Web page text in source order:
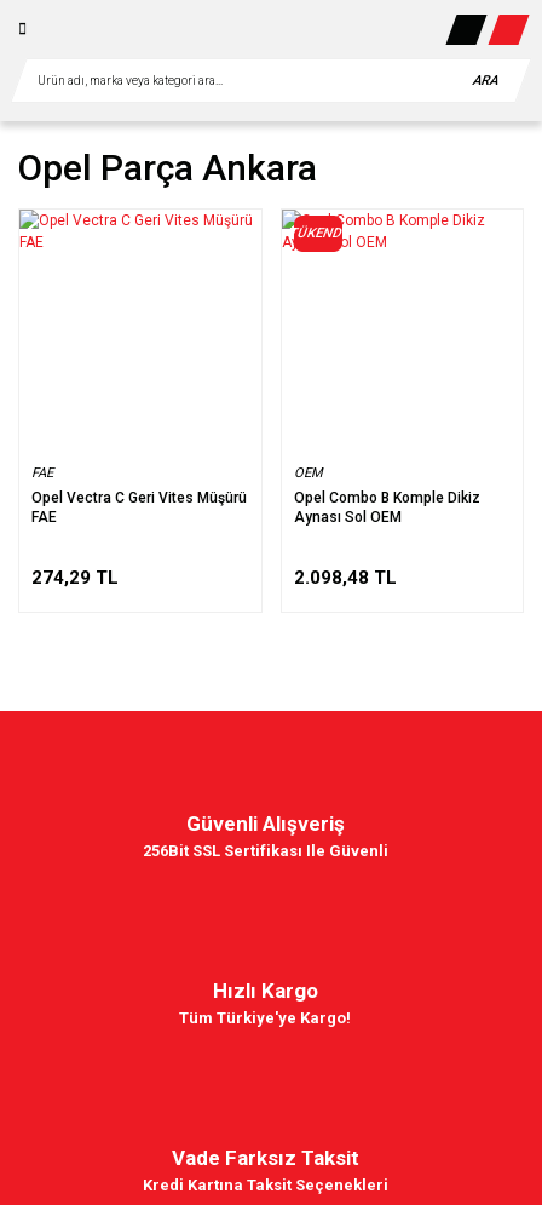
ARA
Opel Parça Ankara
FAE
Opel Vectra C Geri Vites Müşürü
FAE
274,29 TL
TÜKENDİ
OEM
Opel Combo B Komple Dikiz
Aynası Sol OEM
2.098,48 TL
Güvenli Alışveriş
256Bit SSL Sertifikası Ile Güvenli
Hızlı Kargo
Tüm Türkiye'ye Kargo!
Vade Farksız Taksit
Kredi Kartına Taksit Seçenekleri